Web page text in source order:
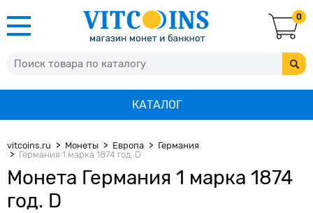
0
КАТАЛОГ
vitcoins.ru Монеты Европа
Германия
Германия 1 марка 1874 год. D
Монета Германия 1 марка 1874
год. D